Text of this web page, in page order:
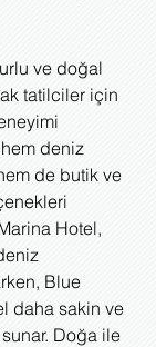
ve doğal
tatilciler için
deniz
de butik ve
Hotel,
Blue
daha sakin ve
Doğa ile